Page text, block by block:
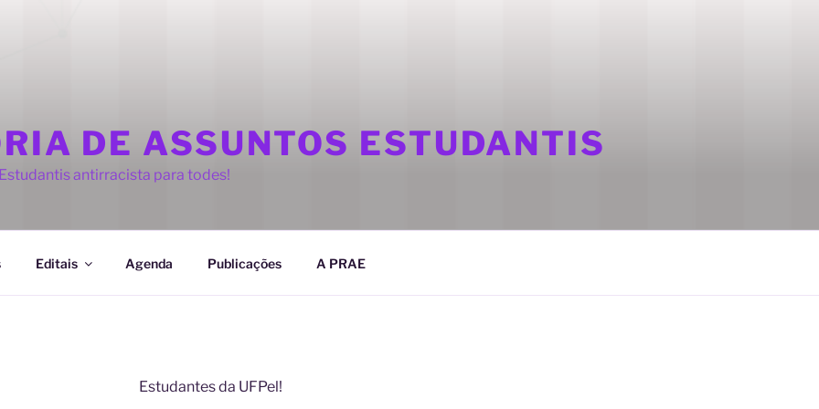
DE ASSUNTOS ESTUDANTIS
antirracista para todes!
Editais Agenda Publicações A PRAE
Estudantes da UFPel!